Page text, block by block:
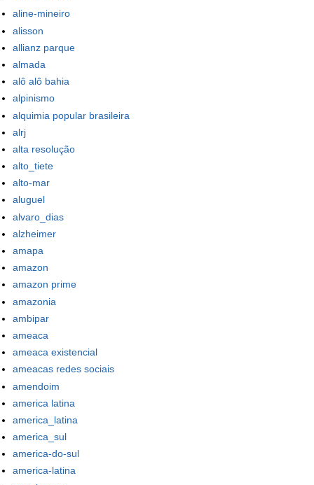
aline-mineiro
alisson
allianz parque
almada
alô alô bahia
alpinismo
alquimia popular brasileira
alrj
alta resolução
alto_tiete
alto-mar
aluguel
alvaro_dias
alzheimer
amapa
amazon
amazon prime
amazonia
ambipar
ameaca
ameaca existencial
ameacas redes sociais
amendoim
america latina
america_latina
america_sul
america-do-sul
america-latina